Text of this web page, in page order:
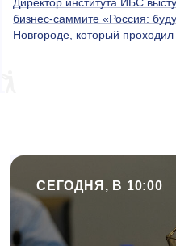
Директор института ИБС
бизнес-саммите «Россия:
Новгороде, который
СЕГОДНЯ, В 10:00